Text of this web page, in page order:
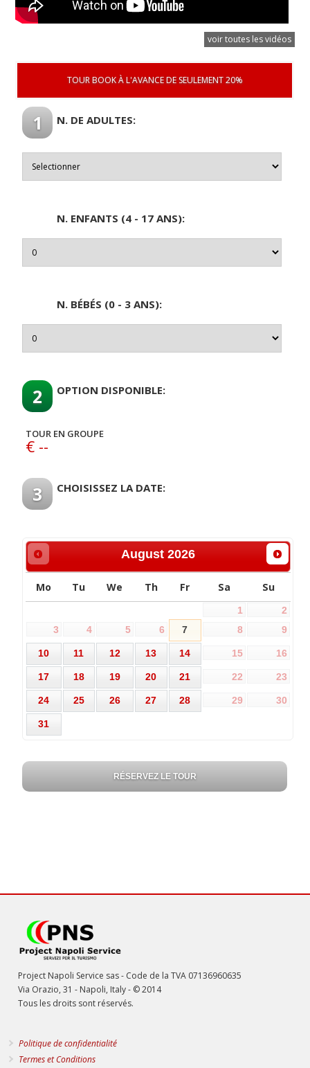
voir toutes les vidéos
Project Napoli Service sas - Code de la TVA 07136960635
Via Orazio, 31 - Napoli, Italy - © 2014
Tous les droits sont réservés.
Politique de confidentialité
Termes et Conditions